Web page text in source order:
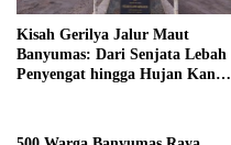
Kisah Gerilya Jalur Maut
Banyumas: Dari Senjata Lebah
Penyengat hingga Hujan Kanon